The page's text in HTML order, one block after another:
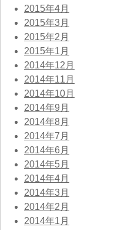
2015年4月
2015年3月
2015年2月
2015年1月
2014年12月
2014年11月
2014年10月
2014年9月
2014年8月
2014年7月
2014年6月
2014年5月
2014年4月
2014年3月
2014年2月
2014年1月